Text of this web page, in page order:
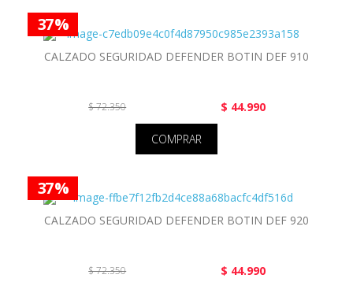
37 %
CALZADO SEGURIDAD DEFENDER BOTIN DEF 910
$ 72.350 $ 44.990
COMPRAR
37 %
CALZADO SEGURIDAD DEFENDER BOTIN DEF 920
$ 72.350 $ 44.990